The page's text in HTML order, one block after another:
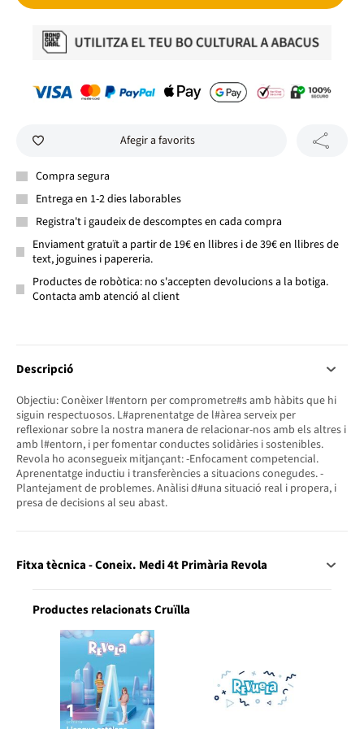
Afegir a favorits
Compra segura
Entrega en 1-2 dies laborables
Registra't i gaudeix de descomptes en cada compra
Enviament gratuït a partir de 19€ en llibres i de 39€ en llibres de
text, joguines i papereria.
Productes de robòtica: no s'accepten devolucions a la botiga.
Contacta amb atenció al client
Descripció
Objectiu: Conèixer l#entorn per comprometre#s amb hàbits que hi
siguin respectuosos. L#aprenentatge de l#àrea serveix per
reflexionar sobre la nostra manera de relacionar-nos amb els altres i
amb l#entorn, i per fomentar conductes solidàries i sostenibles.
Revola ho aconsegueix mitjançant: -Enfocament competencial.
Aprenentatge inductiu i transferències a situacions conegudes. -
Plantejament de problemes. Anàlisi d#una situació real i propera, i
presa de decisions al seu abast.
Fitxa tècnica - Coneix. Medi 4t Primària Revola
Productes relacionats Cruïlla